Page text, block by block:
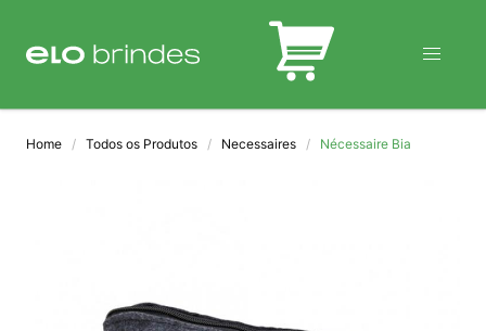
BLOG
Home Todos os Produtos Necessaires Nécessaire Bia